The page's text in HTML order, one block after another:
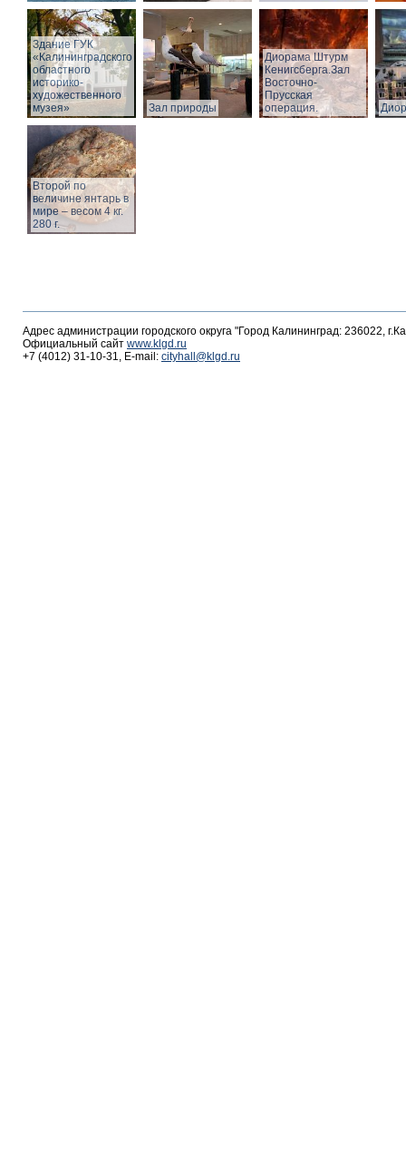
Здание ГУК
«Калининградского
областного
историко-
художественного
музея»
Зал природы
Диорама Штурм
Кенигсберга.Зал
Восточно-
Прусская
операция.
Второй по
величине янтарь в
мире – весом 4 кг.
280 г.
Адрес администрации городского округа "Город Калининград: 236022,
Официальный сайт www.klgd.ru
+7 (4012) 31-10-31, E-mail: cityhall@klgd.ru